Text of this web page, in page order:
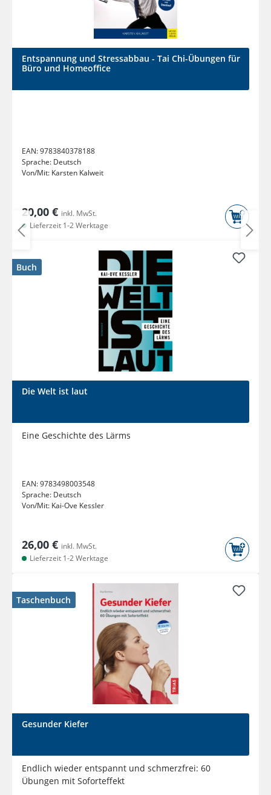
Entspannung und Stressabbau - Tai Chi-Übungen für
Büro und Homeoffice
EAN:9783840378188
Sprache: Deutsch
Von/Mit: Karsten Kalweit
20,00 € inkl. MwSt.
Lieferzeit 1-2 Werktage
Buch
Die Welt ist laut
Eine Geschichte des Lärms
EAN:9783498003548
Sprache: Deutsch
Von/Mit: Kai-Ove Kessler
26,00 € inkl. MwSt.
Lieferzeit 1-2 Werktage
Taschenbuch
Gesunder Kiefer
Endlich wieder entspannt und schmerzfrei: 60
Übungen mit Soforteffekt